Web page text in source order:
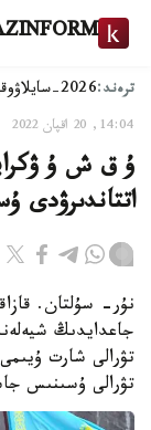
ترەند:2026-سايلاۋ
14:04, 20 اقپان 2022
ۇ ق ش ۇ
اتتاندىرۋدى
نۇر- سۇلتان.
جاعدايدىڭ
تۋرالى شارت
تۋرالى ۇسىنىس